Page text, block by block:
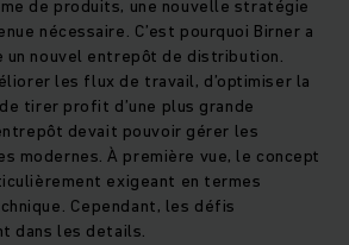
de produits, une nouvelle stratégie
nécessaire. C’est pourquoi Birner a
un nouvel entrepôt de distribution.
les flux de travail, d’optimiser la
tirer profit d’une plus grande
devait pouvoir gérer les
modernes. À première vue, le concept
exigeant en termes
Cependant, les défis
dans les details.